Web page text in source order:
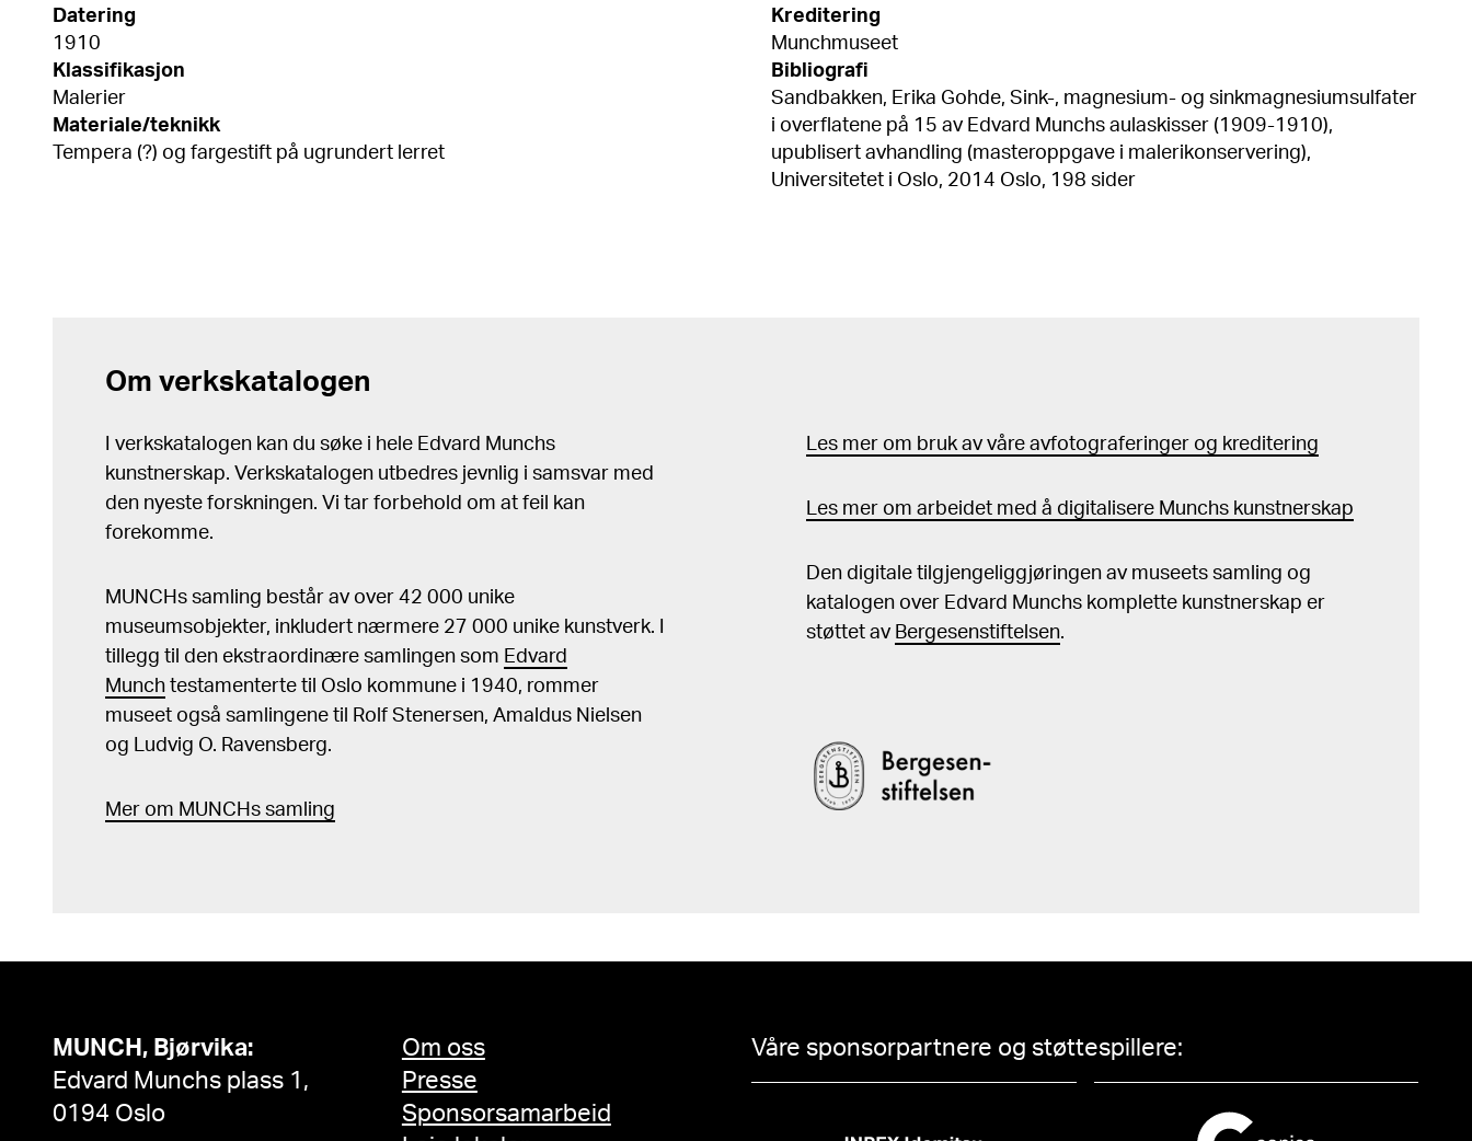
Datering
1910
Klassifikasjon
Malerier
Materiale/teknikk
Tempera (?) og fargestift på ugrundert lerret
Kreditering
Munchmuseet
Bibliografi
Sandbakken, Erika Gohde, Sink-, magnesium- og sinkmagnesiumsulfater
i overflatene på 15 av Edvard Munchs aulaskisser (1909-1910),
upublisert avhandling (masteroppgave i malerikonservering),
Universitetet i Oslo, 2014 Oslo, 198 sider
Om verkskatalogen
I verkskatalogen kan du søke i hele Edvard Munchs
kunstnerskap. Verkskatalogen utbedres jevnlig i samsvar med
den nyeste forskningen. Vi tar forbehold om at feil kan
forekomme.
MUNCHs samling består av over 42 000 unike
museumsobjekter, inkludert nærmere 27 000 unike kunstverk. I
tillegg til den ekstraordinære samlingen som Edvard
Munch testamenterte til Oslo kommune i 1940, rommer
museet også samlingene til Rolf Stenersen, Amaldus Nielsen
og Ludvig O. Ravensberg.
Mer om MUNCHs samling
Les mer om bruk av våre avfotograferinger og kreditering
Les mer om arbeidet med å digitalisere Munchs kunstnerskap
Den digitale tilgjengeliggjøringen av museets samling og
katalogen over Edvard Munchs komplette kunstnerskap er
støttet av Bergesenstiftelsen.
MUNCH, Bjørvika:
Edvard Munchs plass 1,
0194 Oslo
Om oss
Presse
Sponsorsamarbeid
Våre sponsorpartnere og støttespillere: